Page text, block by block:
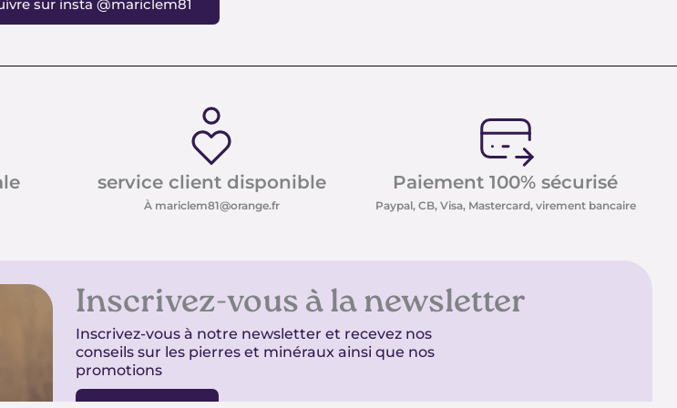
sur insta @mariclem81
service client disponible
À mariclem81@orange.fr
Paiement 100% sécurisé
Paypal, CB, Visa, Mastercard, virement bancaire
Inscrivez-vous à la newsletter
Inscrivez-vous à notre newsletter et recevez nos
conseils sur les pierres et minéraux ainsi que nos
promotions